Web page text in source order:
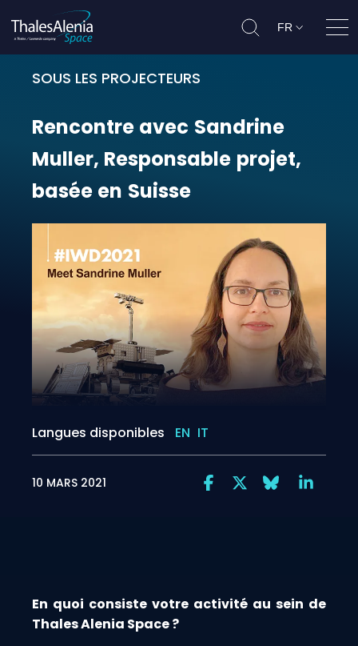
FR
SOUS LES PROJECTEURS
Rencontre avec Sandrine Muller,
Rencontre avec Sandrine
Muller, Responsable projet,
basée en Suisse
Langues disponibles EN IT
10 MARS 2021
En quoi consiste votre activité au sein de
Thales Alenia Space ?